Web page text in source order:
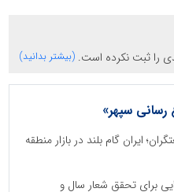
را ثبت نکرده است. (بیشتر بدانید)
رسانی سپهر»
ایران گام بلند در بازار منطقه
برای تحقق شعار سال و